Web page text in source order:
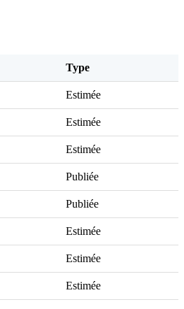
Type
Estimée
Estimée
Estimée
Publiée
Publiée
Estimée
Estimée
Estimée